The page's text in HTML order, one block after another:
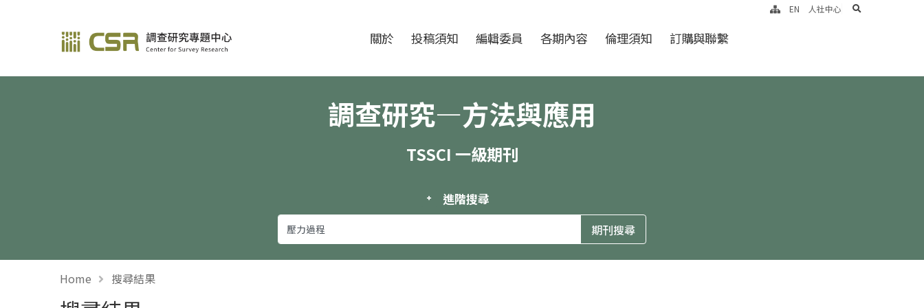
調查研究—方法與應用期刊 關於 投稿須知 編輯委員 各期內容 倫理須知 訂購與聯繫
EN 人社中心 search
調查研究—方法與應用
TSSCI 一級期刊
進階搜尋
Home 搜尋結果